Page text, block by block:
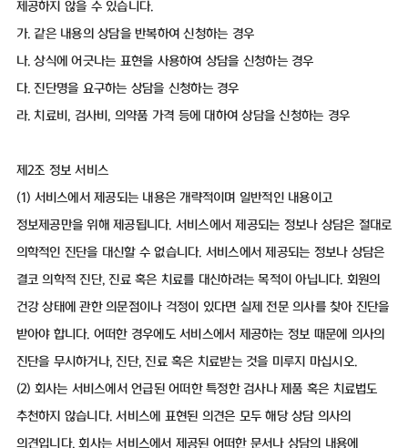
제공하지 않을 수 있습니다.
가. 같은 내용의 상담을 반복하여 신청하는 경우
나. 상식에 어긋나는 표현을 사용하여 상담을 신청하는 경우
다. 진단명을 요구하는 상담을 신청하는 경우
라. 치료비, 검사비, 의약품 가격 등에 대하여 상담을 신청하는 경우
제2조 정보 서비스
(1) 서비스에서 제공되는 내용은 개략적이며 일반적인 내용이고
정보제공만을 위해 제공됩니다. 서비스에서 제공되는 정보나 상담은 절대로
의학적인 진단을 대신할 수 없습니다. 서비스에서 제공되는 정보나 상담은
결코 의학적 진단, 진료 혹은 치료를 대신하려는 목적이 아닙니다. 회원의
건강 상태에 관한 의문점이나 걱정이 있다면 실제 전문 의사를 찾아 진단을
받아야 합니다. 어떠한 경우에도 서비스에서 제공하는 정보 때문에 의사의
진단을 무시하거나, 진단, 진료 혹은 치료받는 것을 미루지 마십시오.
(2) 회사는 서비스에서 언급된 어떠한 특정한 검사나 제품 혹은 치료법도
추천하지 않습니다. 서비스에 표현된 의견은 모두 해당 상담 의사의
의견입니다. 회사는 서비스에서 제공된 어떠한 문서나 상담의 내용에